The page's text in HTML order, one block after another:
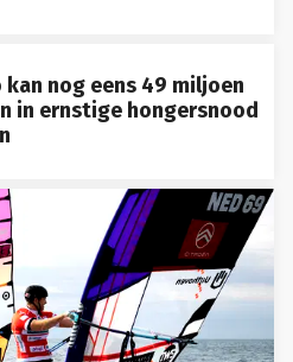
kan nog eens 49 miljoen
in ernstige hongersnood